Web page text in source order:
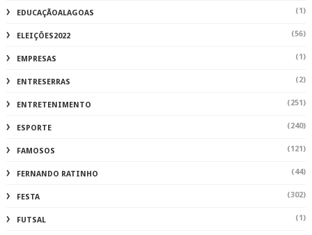
EDUCAÇÃOALAGOAS (1)
ELEIÇÕES2022 (56)
EMPRESAS (1)
ENTRESERRAS (2)
ENTRETENIMENTO (251)
ESPORTE (240)
FAMOSOS (121)
FERNANDO RATINHO (44)
FESTA (302)
FUTSAL (1)